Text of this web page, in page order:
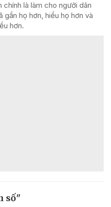
là làm cho người dân
gần họ hơn, hiểu họ hơn và
hơn.
số"